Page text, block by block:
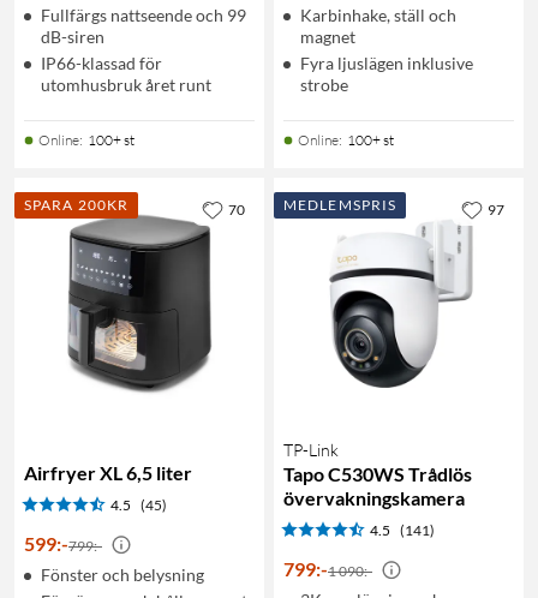
Fullfärgs nattseende och 99
dB-siren
IP66-klassad för
utomhusbruk året runt
Online: 100+ st
Karbinhake, ställ och
magnet
Fyra ljuslägen inklusive
strobe
Online: 100+ st
SPARA 200KR
Airfryer XL 6,5 liter
4.5 (45)
599:-799:-
Fönster och belysning
70 MEDLEMSPRIS
TP-Link
Tapo C530WS Trådlös
övervakningskamera
4.5 (141)
799:-1 090:-
97